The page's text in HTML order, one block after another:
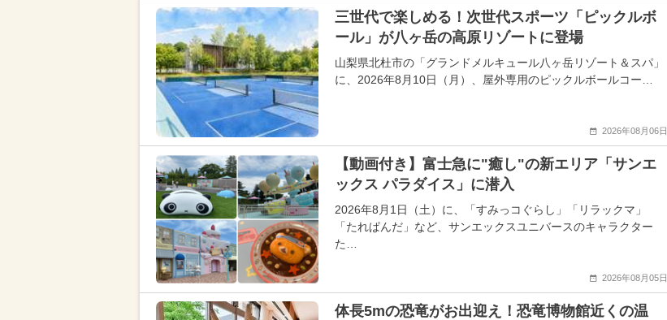
三世代で楽しめる！次世代スポーツ「ピックルボ
ール」が八ヶ岳の高原リゾートに登場
山梨県北杜市の「グランドメルキュール八ヶ岳リゾート＆スパ」
に、2026年8月10日（月）、屋外専用のピックルボールコー…
2026年08月06日
【動画付き】富士急に"癒し"の新エリア「サンエ
ックス パラダイス」に潜入
2026年8月1日（土）に、「すみっコぐらし」「リラックマ」
「たれぱんだ」など、サンエックスユニバースのキャラクター
た…
2026年08月05日
体長5mの恐竜がお出迎え！恐竜博物館近くの温